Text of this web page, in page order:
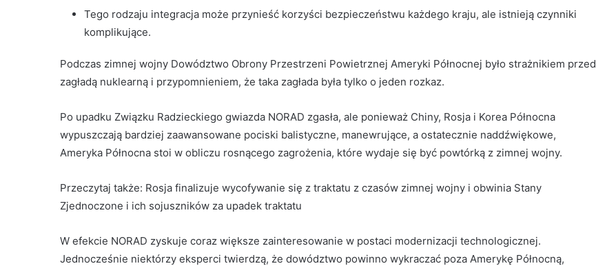
Tego rodzaju integracja może przynieść korzyści bezpieczeństwu każdego kraju, ale istnieją czynniki
komplikujące.
Podczas zimnej wojny Dowództwo Obrony Przestrzeni Powietrznej Ameryki Północnej było strażnikiem przed
zagładą nuklearną i przypomnieniem, że taka zagłada była tylko o jeden rozkaz.
Po upadku Związku Radzieckiego gwiazda NORAD zgasła, ale ponieważ Chiny, Rosja i Korea Północna
wypuszczają bardziej zaawansowane pociski balistyczne, manewrujące, a ostatecznie naddźwiękowe,
Ameryka Północna stoi w obliczu rosnącego zagrożenia, które wydaje się być powtórką z zimnej wojny.
Przeczytaj także: Rosja finalizuje wycofywanie się z traktatu z czasów zimnej wojny i obwinia Stany
Zjednoczone i ich sojuszników za upadek traktatu
W efekcie NORAD zyskuje coraz większe zainteresowanie w postaci modernizacji technologicznej.
Jednocześnie niektórzy eksperci twierdzą, że dowództwo powinno wykraczać poza Amerykę Północną,